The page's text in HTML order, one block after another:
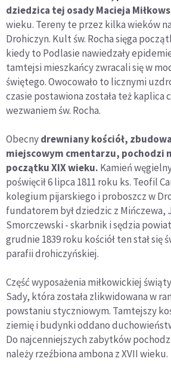
dziedzica tej osady Macieja
wieku. Tereny te przez kilka wieków
Drohiczyn. Kult św. Rocha sięga
kiedy to Podlasie nawiedzały
tamtejsi mieszkańcy zwracali się w
świętego. Owocowało to licznymi
czasie postawiona została też kaplica
wezwaniem św. Rocha.
Obecnydrewniany kościół,
miejscowym cmentarzu, pochodzi
początku XIX wieku. Kamień
poświęcił 6 lipca 1811 roku ks. Teofil
kolegium pijarskiego i proboszcz w
fundatorem był dziedzic z Mińczewa,
Smorczewski - skarbnik i sędzia
grudnie 1839 roku kościół ten stał się
parafii drohiczyńskiej.
Część wyposażenia miłkowickiej
Sady, która została zlikwidowana w
powstaniu styczniowym. Tamtejszy
ziemię i budynki oddano
Do najcenniejszych zabytków
należy rzeźbiona ambona z XVII wieku.